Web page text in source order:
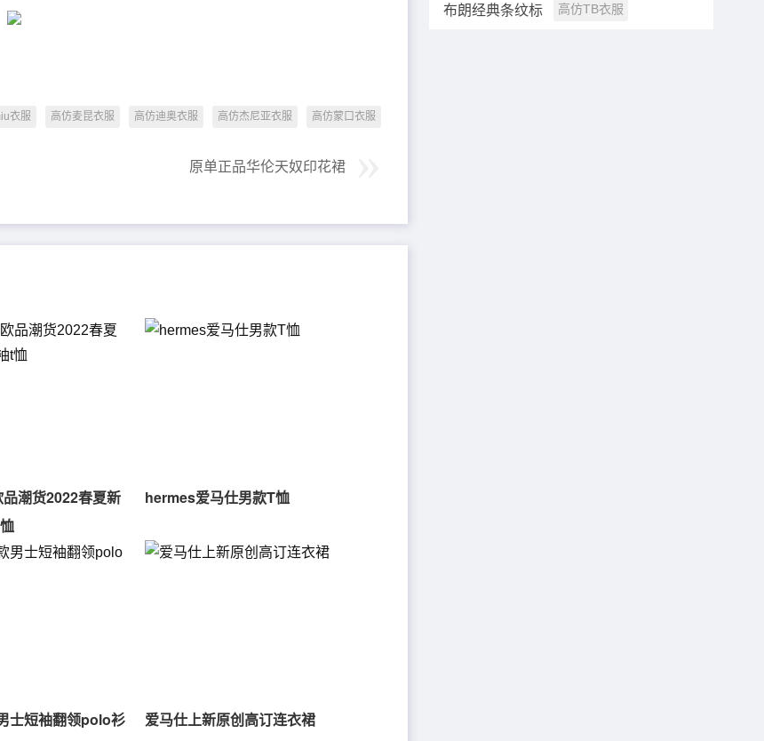
衣服 高仿麦昆衣服 高仿迪奥衣服 高仿杰尼亚衣服 高仿蒙口衣服
原单正品华伦天奴印花裙
潮货2022春夏新
hermes爱马仕男款T恤
士短袖翻领polo衫 爱马仕上新原创高订连衣裙
外套
高仿TB衣服